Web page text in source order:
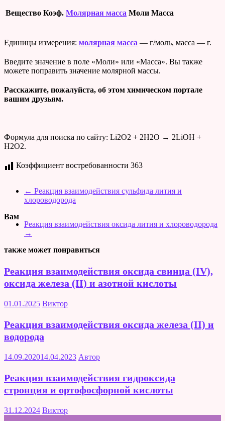
Вещество Коэф. Молярная масса Моли Масса
Единицы измерения: молярная масса — г/моль, масса — г.
Введите значение в поле «Моли» или «Масса». Вы также
можете поправить значение молярной массы.
Расскажите, пожалуйста, об этом химическом портале
вашим друзьям.
Формула для поиска по сайту: Li2O2 + 2H2O → 2LiOH +
H2O2.
Коэффициент востребованности 363
← Реакция взаимодействия сульфида лития и
хлороводорода
Реакция взаимодействия оксида лития и хлороводорода
→
Вам
также может понравиться
Реакция взаимодействия оксида свинца (IV),
оксида железа (II) и азотной кислоты
01.01.2025 Виктор
Реакция взаимодействия оксида железа (II) и
водорода
14.09.202014.04.2023 Автор
Реакция взаимодействия гидроксида
стронция и ортофосфорной кислоты
31.12.2024 Виктор